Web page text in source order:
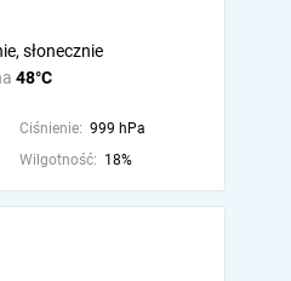
48°C
słonecznie
Ciśnienie: 999 hPa
Wilgotność: 18%